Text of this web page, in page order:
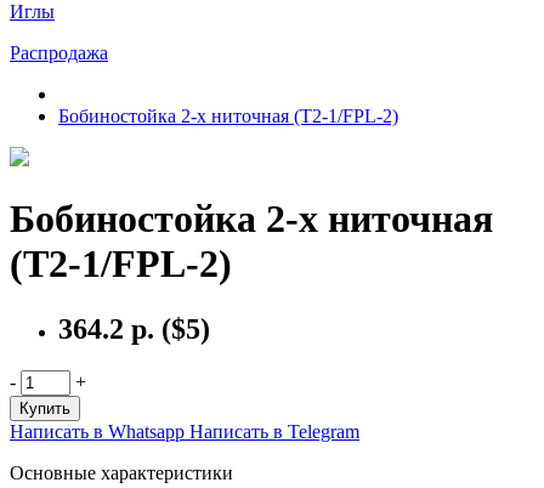
Иглы
Распродажа
Бобиностойка 2-х ниточная (T2-1/FPL-2)
Бобиностойка 2-х ниточная
(T2-1/FPL-2)
364.2 р. ($5)
- +
Купить
Написать в Whatsapp Написать в Telegram
Основные характеристики